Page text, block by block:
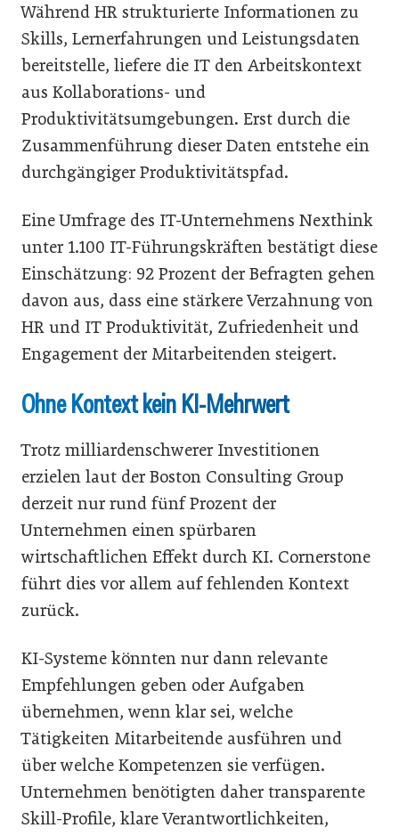
Während HR strukturierte Informationen zu
Skills, Lernerfahrungen und Leistungsdaten
bereitstelle, liefere die IT den Arbeitskontext
aus Kollaborations- und
Produktivitätsumgebungen. Erst durch die
Zusammenführung dieser Daten entstehe ein
durchgängiger Produktivitätspfad.
Eine Umfrage des IT-Unternehmens Nexthink
unter 1.100 IT-Führungskräften bestätigt diese
Einschätzung: 92 Prozent der Befragten gehen
davon aus, dass eine stärkere Verzahnung von
HR und IT Produktivität, Zufriedenheit und
Engagement der Mitarbeitenden steigert.
Ohne Kontext kein KI-Mehrwert
Trotz milliardenschwerer Investitionen
erzielen laut der Boston Consulting Group
derzeit nur rund fünf Prozent der
Unternehmen einen spürbaren
wirtschaftlichen Effekt durch KI. Cornerstone
führt dies vor allem auf fehlenden Kontext
zurück.
KI-Systeme könnten nur dann relevante
Empfehlungen geben oder Aufgaben
übernehmen, wenn klar sei, welche
Tätigkeiten Mitarbeitende ausführen und
über welche Kompetenzen sie verfügen.
Unternehmen benötigten daher transparente
Skill-Profile, klare Verantwortlichkeiten,